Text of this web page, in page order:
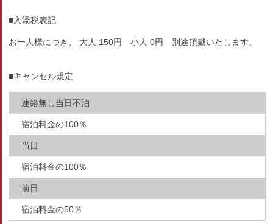
■入湯税表記
お一人様につき、 大人 150円 小人 0円 別途頂戴いたします。
■キャンセル規定
連絡無し当日不泊
宿泊料金の100％
当日
宿泊料金の100％
前日
宿泊料金の50％